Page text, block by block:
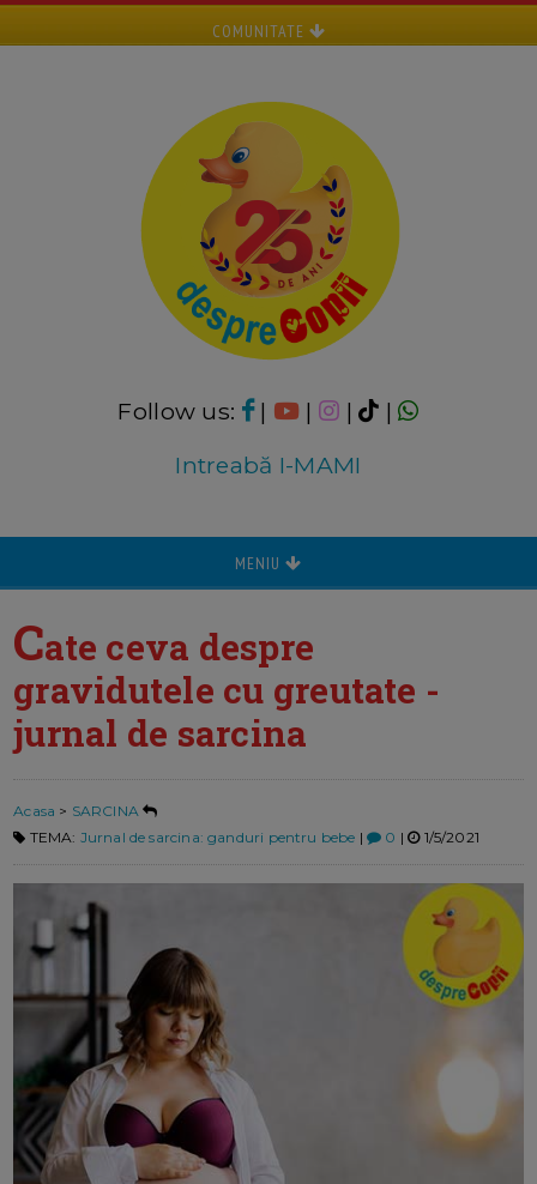
COMUNITATE
Follow us: | | |
|
Intreabă I-MAMI
MENIU
Cate ceva despre
gravidutele cu greutate -
jurnal de sarcina
Acasa > SARCINA
TEMA: Jurnal de sarcina: ganduri pentru bebe | 0 | 1/5/2021